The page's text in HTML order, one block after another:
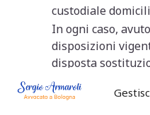
custodiale
In ogni caso,
disposizioni
disposta
precedente
689/1981